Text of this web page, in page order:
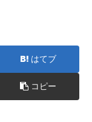
はてブ
コピー